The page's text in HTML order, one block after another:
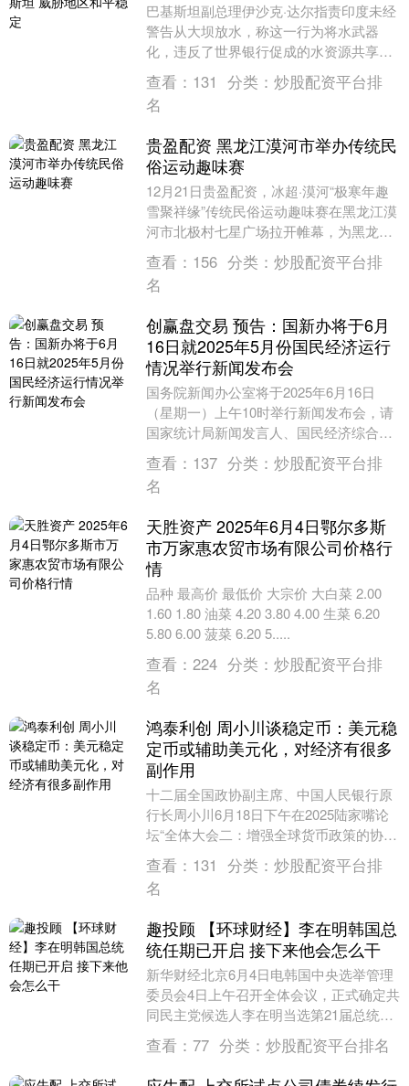
巴基斯坦副总理伊沙克·达尔指责印度未经
警告从大坝放水，称这一行为将水武器
化，违反了世界银行促成的水资源共享条
约蚂蚁策略，并威胁到地区和平与稳定。
此前一天，巴基斯....
查看： 131 分类： 炒股配资平台排
名
贵盈配资 黑龙江漠河市举办传统民
俗运动趣味赛
12月21日贵盈配资，冰超·漠河“极寒年趣
雪聚祥缘”传统民俗运动趣味赛在黑龙江漠
河市北极村七星广场拉开帷幕，为黑龙江
省冰超赛事注入北极风情。 趣味赛设置冰
面滚....
查看： 156 分类： 炒股配资平台排
名
创赢盘交易 预告：国新办将于6月
16日就2025年5月份国民经济运行
情况举行新闻发布会
国务院新闻办公室将于2025年6月16日
（星期一）上午10时举行新闻发布会，请
国家统计局新闻发言人、国民经济综合统
计司司长付凌晖介绍2025年5月份国民经
济运行....
查看： 137 分类： 炒股配资平台排
名
天胜资产 2025年6月4日鄂尔多斯
市万家惠农贸市场有限公司价格行
情
品种 最高价 最低价 大宗价 大白菜 2.00
1.60 1.80 油菜 4.20 3.80 4.00 生菜 6.20
5.80 6.00 菠菜 6.20 5.....
查看： 224 分类： 炒股配资平台排
名
鸿泰利创 周小川谈稳定币：美元稳
定币或辅助美元化，对经济有很多
副作用
十二届全国政协副主席、中国人民银行原
行长周小川6月18日下午在2025陆家嘴论
坛“全体大会二：增强全球货币政策的协调
性”上谈及稳定币时表示，现在市面上说的
稳定币....
查看： 131 分类： 炒股配资平台排
名
趣投顾 【环球财经】李在明韩国总
统任期已开启 接下来他会怎么干
新华财经北京6月4日电韩国中央选举管理
委员会4日上午召开全体会议，正式确定共
同民主党候选人李在明当选第21届总统趣
投顾，任期从当地时间4日6时21分正式开
始，包....
查看： 77 分类： 炒股配资平台排名